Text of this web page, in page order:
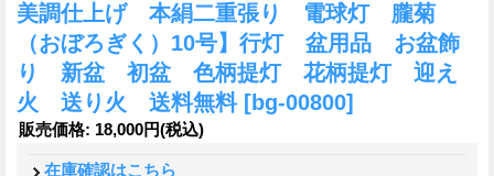
美調仕上げ 本絹二重張り 電球灯 朧菊
（おぼろぎく）10号】行灯 盆用品 お盆飾
り 新盆 初盆 色柄提灯 花柄提灯 迎え
火 送り火 送料無料 [bg-00800]
販売価格: 18,000円(税込)
在庫確認はこちら